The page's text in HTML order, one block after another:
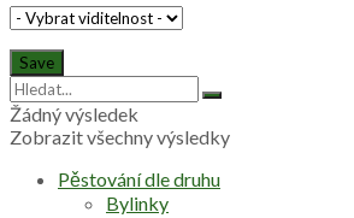
Žádný výsledek
Zobrazit všechny výsledky
Pěstování dle druhu
Bylinky